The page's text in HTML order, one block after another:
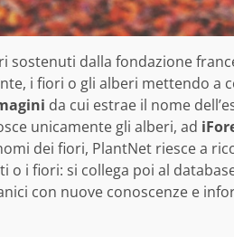
sostenuti dalla fondazione
i fiori o gli alberi mettendo a
da cui estrae il nome
unicamente gli alberi, ad
dei fiori, PlantNet riesce a
i fiori: si collega poi al
con nuove conoscenze e